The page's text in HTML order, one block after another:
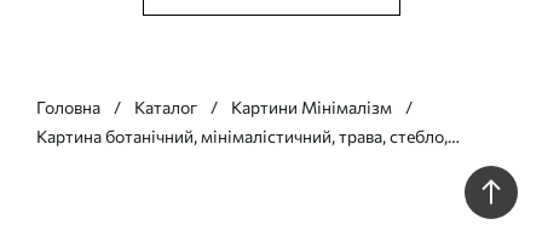
Головна Каталог
Картини Мінімалізм
Картина ботанічний, мінімалістичний, трава, стебло,